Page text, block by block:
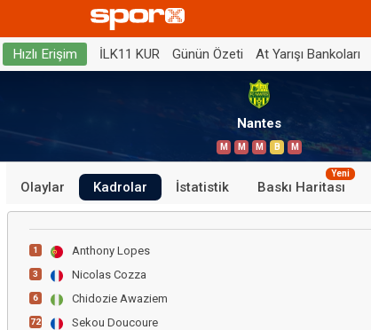
Hızlı Erişim İLK11 KUR Günün Özeti At Yarışı Bankoları
Nantes
M M M B M
Olaylar Kadrolar İstatistik Baskı Haritası
Yeni
1 Anthony Lopes
3 Nicolas Cozza
6 Chidozie Awaziem
72 Sekou Doucoure